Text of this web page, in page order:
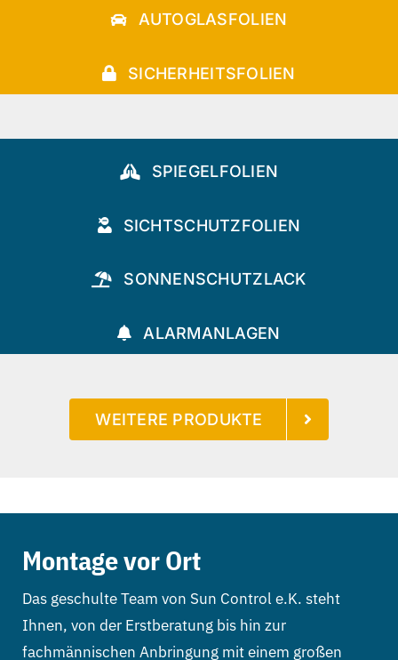
AUTOGLASFOLIEN
SICHERHEITSFOLIEN
SPIEGELFOLIEN
SICHTSCHUTZFOLIEN
SONNENSCHUTZLACK
ALARMANLAGEN
WEITERE PRODUKTE
Montage vor Ort
Das geschulte Team von Sun Control e.K. steht
Ihnen, von der Erstberatung bis hin zur
fachmännischen Anbringung mit einem großen